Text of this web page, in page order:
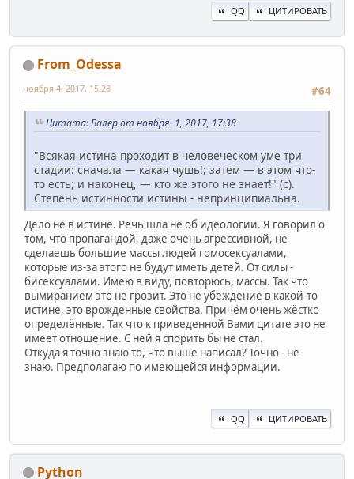
QQ ЦИТИРОВАТЬ
From_Odessa
#64
ноября 4, 2017, 15:28
Цитата: Валер от ноября 1, 2017, 17:38
"Всякая истина проходит в человеческом уме три
стадии: сначала — какая чушь!; затем — в этом что-
то есть; и наконец, — кто же этого не знает!" (с).
Степень истинности истины - непринципиальна.
Дело не в истине. Речь шла не об идеологии. Я говорил о
том, что пропагандой, даже очень агрессивной, не
сделаешь большие массы людей гомосексуалами,
которые из-за этого не будут иметь детей. От силы -
бисексуалами. Имею в виду, повторюсь, массы. Так что
вымиранием это не грозит. Это не убеждение в какой-то
истине, это врожденные свойства. Причём очень жёстко
определённые. Так что к приведенной Вами цитате это не
имеет отношение. С ней я спорить бы не стал.
Откуда я точно знаю то, что выше написал? Точно - не
знаю. Предполагаю по имеющейся информации.
QQ ЦИТИРОВАТЬ
Python